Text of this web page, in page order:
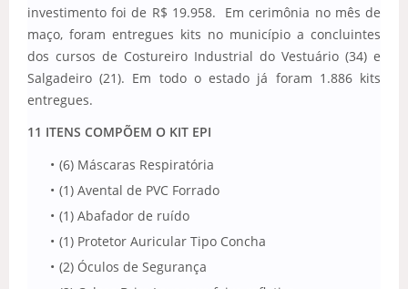
investimento foi de R$ 19.958. Em cerimônia no mês de
maço, foram entregues kits no município a concluintes
dos cursos de Costureiro Industrial do Vestuário (34) e
Salgadeiro (21). Em todo o estado já foram 1.886 kits
entregues.
11 ITENS COMPÕEM O KIT EPI
(6) Máscaras Respiratória
(1) Avental de PVC Forrado
(1) Abafador de ruído
(1) Protetor Auricular Tipo Concha
(2) Óculos de Segurança